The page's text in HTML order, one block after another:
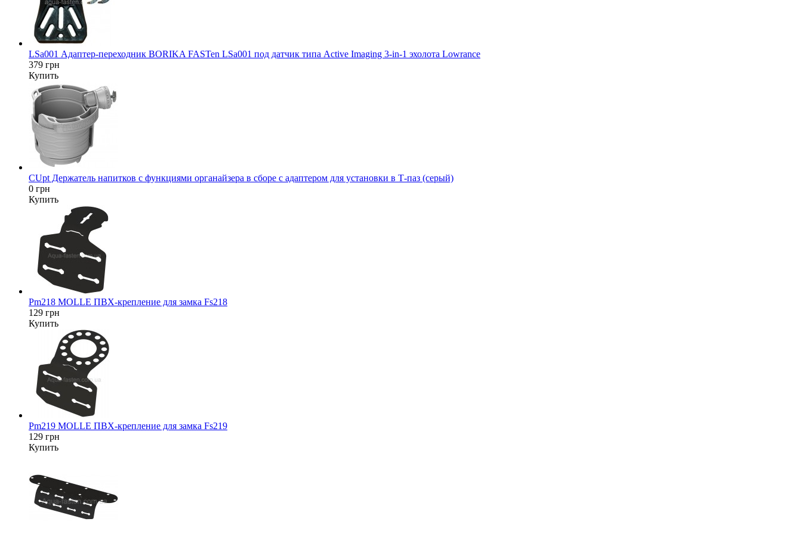
LSa001 Адаптер-переходник BORIKA FASTen LSa001 под датчик типа Active Imaging 3-in-1 эхолота Lowrance
379 грн
Купить
CUpt Держатель напитков с функциями органайзера в сборе с адаптером для установки в Т-паз (серый)
0 грн
Купить
Pm218 MOLLE ПВХ-крепление для замка Fs218
129 грн
Купить
Pm219 MOLLE ПВХ-крепление для замка Fs219
129 грн
Купить